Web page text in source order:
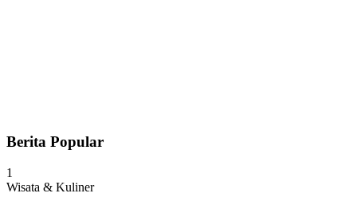
Berita Popular
1
Wisata & Kuliner